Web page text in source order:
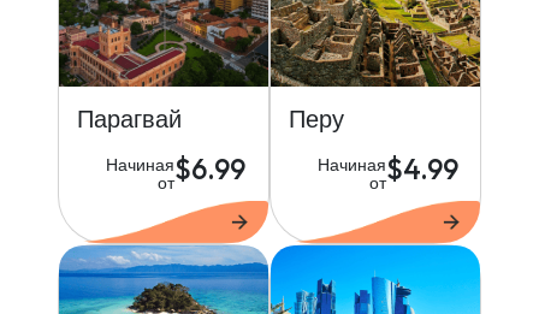
Парагвай
Начиная
от$6.99
Перу
Начиная
от$4.99